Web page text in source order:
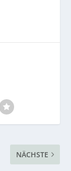
NÄCHSTE